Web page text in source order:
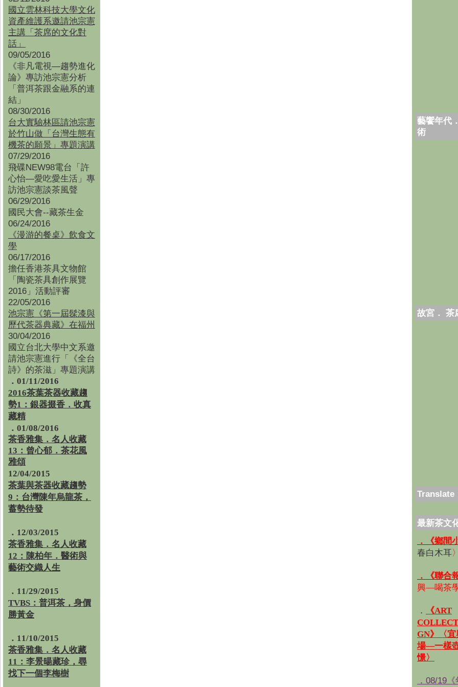
國立雲林科技大學文化
資產維護系邀請池宗憲
主講「茶席的文化對
話」
09/05/2016
《非凡電視—趨勢進化
論》專訪池宗憲分析
「普洱茶跟金融系的連
結」
08/30/2016
台大實驗林區請池宗憲
於竹山做「台灣生態有
機茶的願景」專題演講
07/29/2016
飛碟NEW98電台「許
心怡—愛吃愛生活」專
訪池宗憲談茶風聲
06/29/2016
國民大會--藏茶生金
06/24/2016
《漫游的餐桌》飲食文
學
06/17/2016
擔任香港茶具文物館
「陶瓷茶具創作展覽
2016」活動評審
22/05/2016
池宗憲《第一屆髹漆與
歷代茶器典藏》在福州
30/04/2016
國立台北大學中文系邀
請池宗憲進行「《全台
詩》的茶滋」專題演講
．01/11/2016
2016茶葉茶器收藏趨
勢1：銀器掇香．收真
藏精
．01/08/2016
茶香雅集 ． 名人收藏
13：曾心郁．茶花風
雅頌
12/04/2015
茶葉與茶器收藏趨勢
9：台灣陳年烏龍茶，
蓄勢待發
．12/03/2015
茶香雅集．名人收藏
12：陳柏年．醫術與
藝術交織人生
．11/29/2015
TVBS：普洱茶，身價
勝黃金
．11/10/2015
茶香雅集．名人收藏
11：李景暘藏珍，尋
找下一個李梅樹
藝饗年代
術
故宮． 茶
Translate
最新茶文
．《鄉間
春白木耳〉
．《聯合
興—喝茶
．
《ART
GN》〈
場—一樣
憬〉
．08/19